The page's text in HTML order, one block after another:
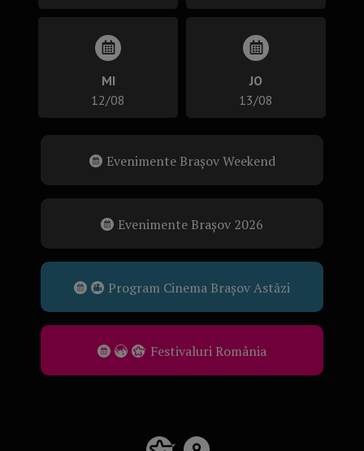
MI
12/08
JO
13/08
Evenimente Brașov Weekend
Evenimente Brașov 2026
Program Cinema Brașov Astăzi
Festivaluri România